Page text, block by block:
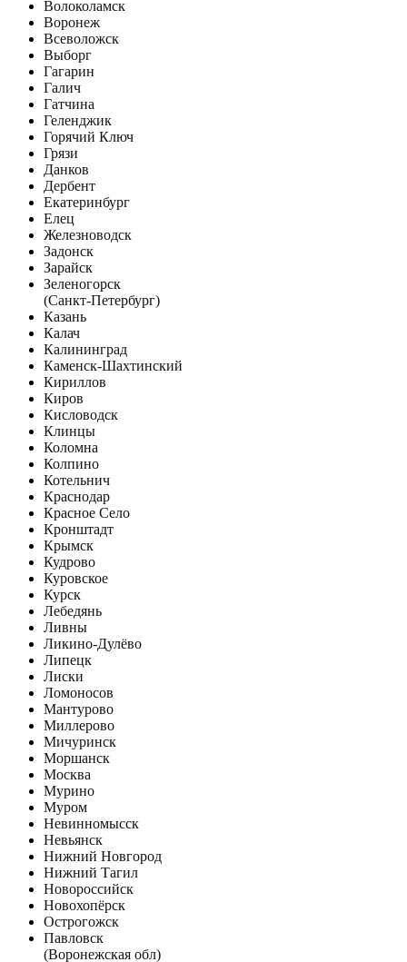
Волоколамск
Воронеж
Всеволожск
Выборг
Гагарин
Галич
Гатчина
Геленджик
Горячий Ключ
Грязи
Данков
Дербент
Екатеринбург
Елец
Железноводск
Задонск
Зарайск
Зеленогорск
(Санкт-Петербург)
Казань
Калач
Калининград
Каменск-Шахтинский
Кириллов
Киров
Кисловодск
Клинцы
Коломна
Колпино
Котельнич
Краснодар
Красное Село
Кронштадт
Крымск
Кудрово
Куровское
Курск
Лебедянь
Ливны
Ликино-Дулёво
Липецк
Лиски
Ломоносов
Мантурово
Миллерово
Мичуринск
Моршанск
Москва
Мурино
Муром
Невинномысск
Невьянск
Нижний Новгород
Нижний Тагил
Новороссийск
Новохопёрск
Острогожск
Павловск
(Воронежская обл)